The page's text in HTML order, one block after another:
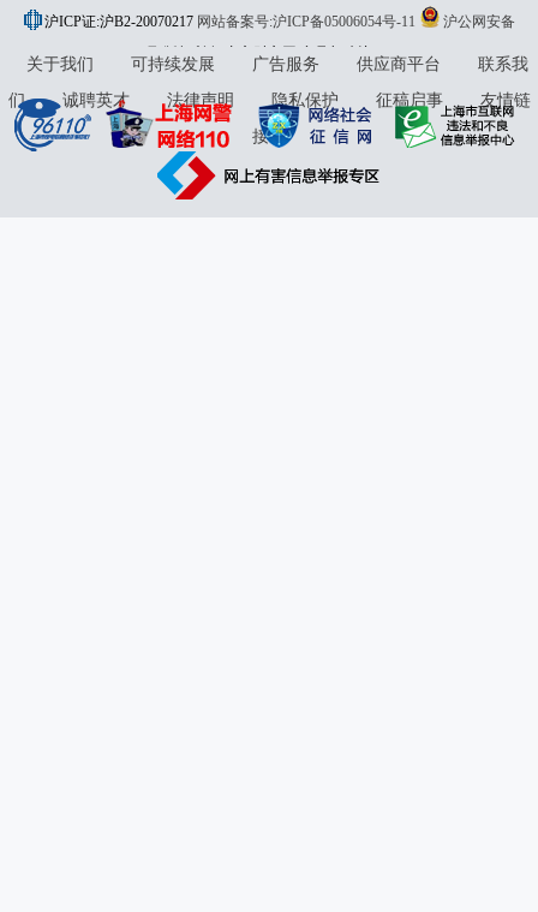
913101046312860336 违法和不良信息举报:021-61278686 举报邮箱：
jubao@eastmoney.com
沪ICP证:沪B2-20070217 网站备案号:沪ICP备05006054号-11
沪公网安备
31010402000120号版权所有:东方财富网意见与建议:4000300059/952500
关于我们 可持续发展 广告服务 供应商平台
联系我
们
诚聘英才 法律声明 隐私保护 征稿启事
友情链
接